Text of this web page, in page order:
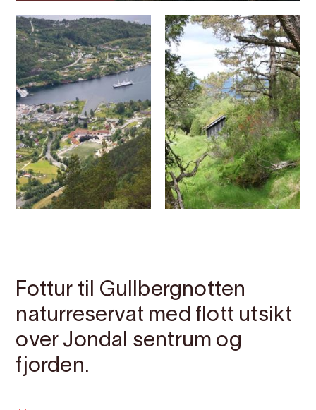
Fottur til Gullbergnotten
naturreservat med flott utsikt
over Jondal sentrum og
fjorden.